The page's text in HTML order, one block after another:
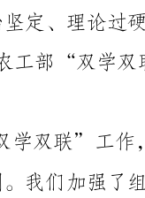
2024年，农工部高度重视“双学双联”工作，将其纳入重要议事